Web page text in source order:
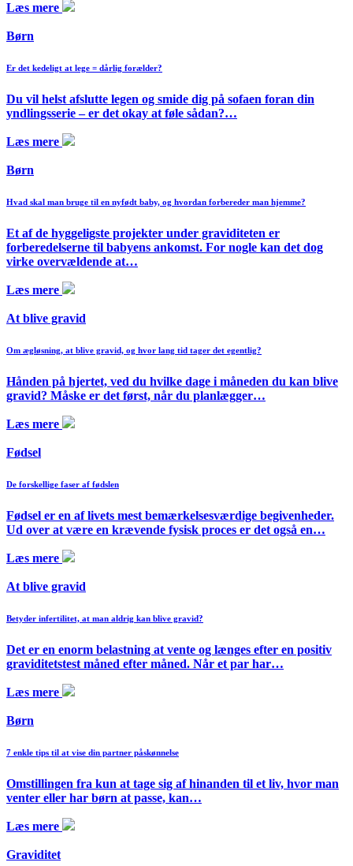
Læs mere
Børn
Er det kedeligt at lege = dårlig forælder?
Du vil helst afslutte legen og smide dig på sofaen foran din
yndlingsserie – er det okay at føle sådan?…
Læs mere
Børn
Hvad skal man bruge til en nyfødt baby, og hvordan forbereder man hjemme?
Et af de hyggeligste projekter under graviditeten er
forberedelserne til babyens ankomst. For nogle kan det dog
virke overvældende at…
Læs mere
At blive gravid
Om ægløsning, at blive gravid, og hvor lang tid tager det egentlig?
Hånden på hjertet, ved du hvilke dage i måneden du kan blive
gravid? Måske er det først, når du planlægger…
Læs mere
Fødsel
De forskellige faser af fødslen
Fødsel er en af livets mest bemærkelsesværdige begivenheder.
Ud over at være en krævende fysisk proces er det også en…
Læs mere
At blive gravid
Betyder infertilitet, at man aldrig kan blive gravid?
Det er en enorm belastning at vente og længes efter en positiv
graviditetstest måned efter måned. Når et par har…
Læs mere
Børn
7 enkle tips til at vise din partner påskønnelse
Omstillingen fra kun at tage sig af hinanden til et liv, hvor man
venter eller har børn at passe, kan…
Læs mere
Graviditet